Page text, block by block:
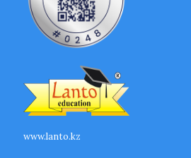
www.lanto.kz